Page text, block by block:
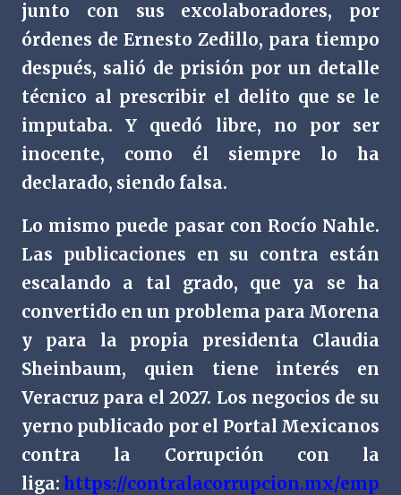
junto con sus excolaboradores, por
órdenes de Ernesto Zedillo, para tiempo
después, salió de prisión por un detalle
técnico al prescribir el delito que se le
imputaba. Y quedó libre, no por ser
inocente, como él siempre lo ha
declarado, siendo falsa.
Lo mismo puede pasar con Rocío Nahle.
Las publicaciones en su contra están
escalando a tal grado, que ya se ha
convertido en un problema para Morena
y para la propia presidenta Claudia
Sheinbaum, quien tiene interés en
Veracruz para el 2027. Los negocios de su
yerno publicado por el Portal Mexicanos
contra la Corrupción con la
liga: https://contralacorrupcion.mx/emp